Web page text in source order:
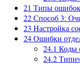
21 Типы ошибок
22Способ 3:
23 Настройка
24Ошибки
24.1 Коды
24.2